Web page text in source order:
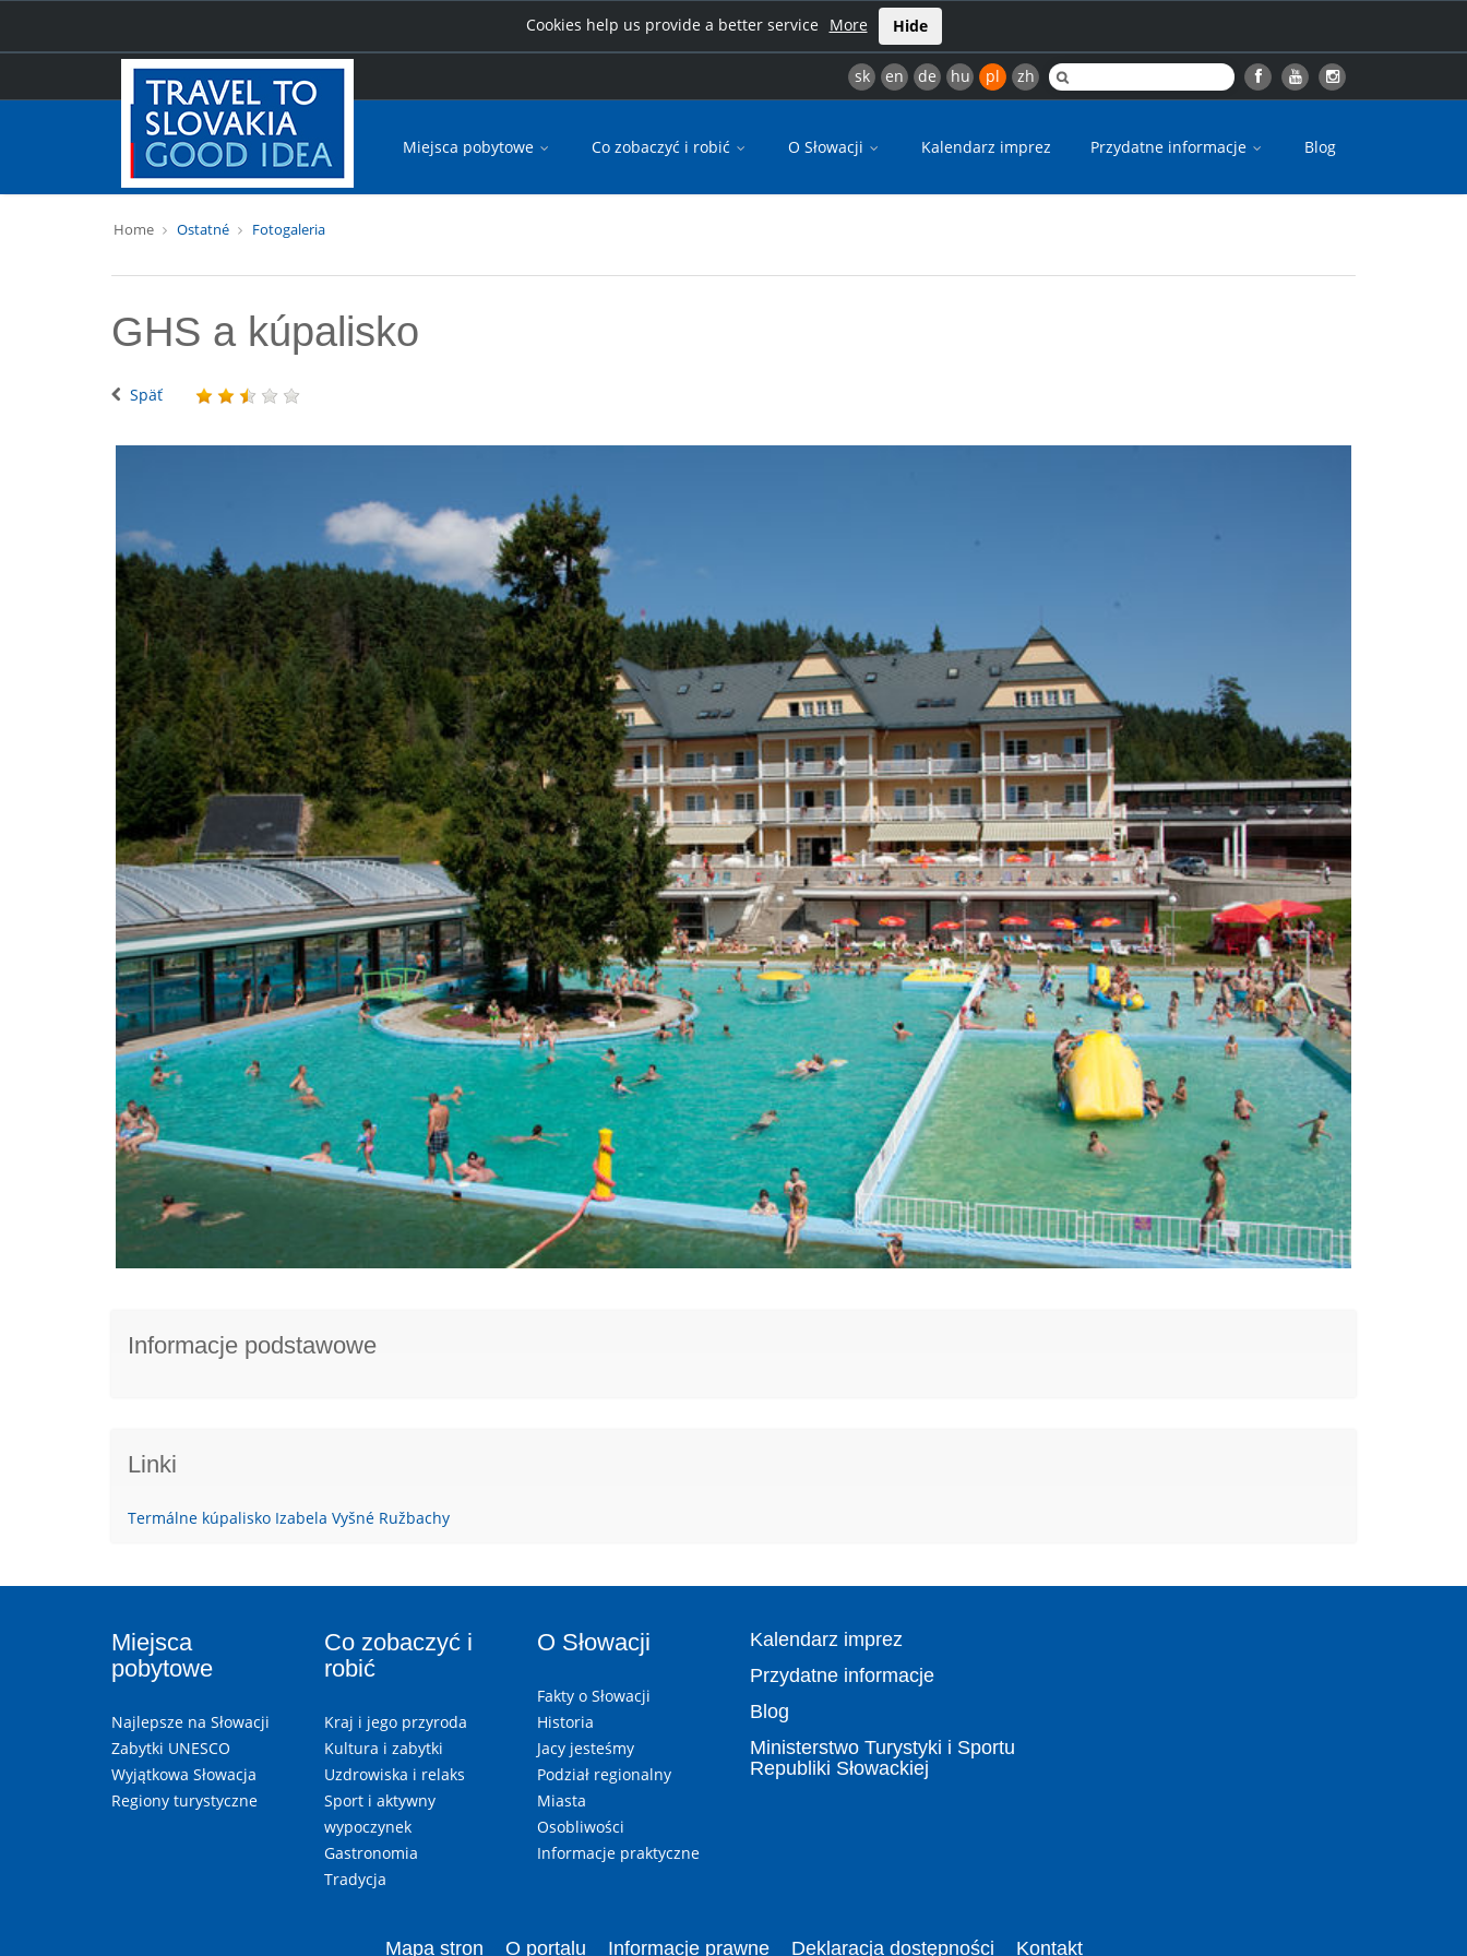
Cookies help us provide a better service More Hide
sk en de hu pl zh
Miejsca pobytowe Co zobaczyć i robić O Słowacji Kalendarz imprez Przydatne informacje Blog
Home Ostatné Fotogaleria
GHS a kúpalisko
Späť
Informacje podstawowe
Linki
Termálne kúpalisko Izabela Vyšné Ružbachy
Miejsca
pobytowe
Najlepsze na Słowacji
Zabytki UNESCO
Wyjątkowa Słowacja
Regiony turystyczne
Co zobaczyć i
robić
Kraj i jego przyroda
Kultura i zabytki
Uzdrowiska i relaks
Sport i aktywny
wypoczynek
Gastronomia
Tradycja
O Słowacji
Fakty o Słowacji
Historia
Jacy jesteśmy
Podział regionalny
Miasta
Osobliwości
Informacje praktyczne
Kalendarz imprez
Przydatne informacje
Blog
Ministerstwo Turystyki i Sportu
Republiki Słowackiej
Mapa stron O portalu Informacje prawne Deklaracja dostępności Kontakt